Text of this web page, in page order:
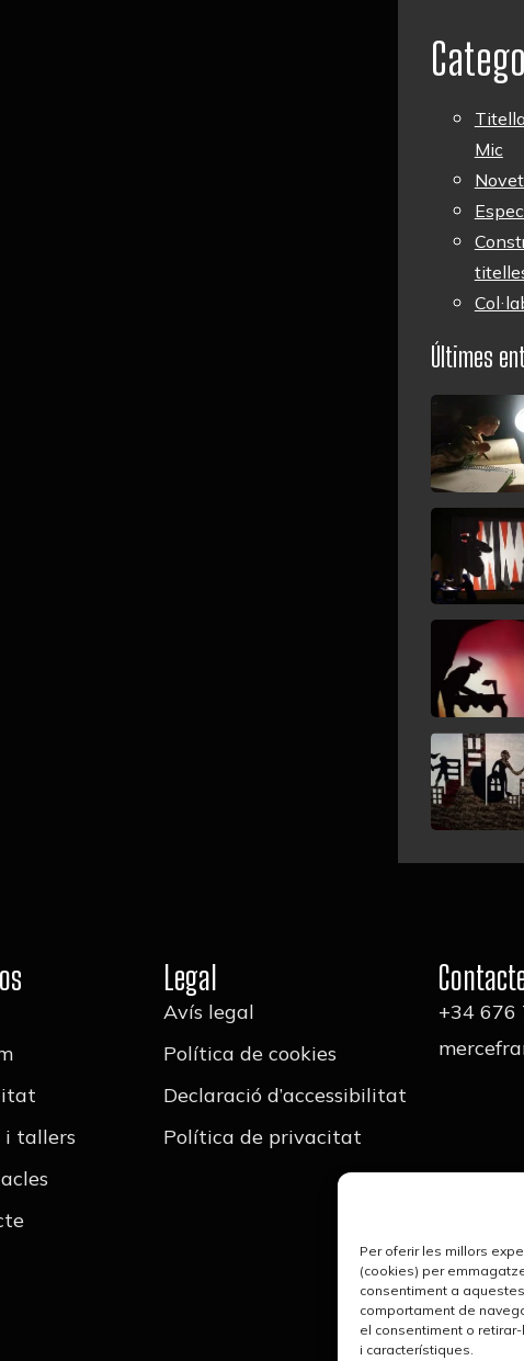
Per oferir les millors
(cookies) per
consentiment a
comportament de
el consentiment o
i característiques.
Mic
Últimes
i tallers
Legal
Avís legal
Política de cookies
Declaració d’accessibilitat
Política de privacitat
+34 676